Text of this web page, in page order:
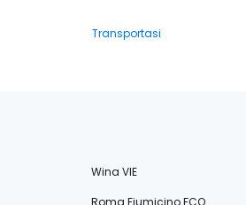
Transportasi
Wina VIE
Roma Fiumicino FCO